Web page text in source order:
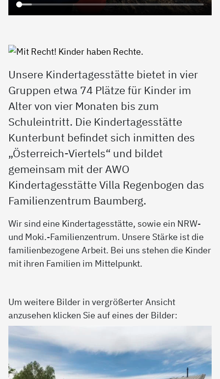
Unsere Kindertagesstätte bietet in vier
Gruppen etwa 74 Plätze für Kinder im
Alter von vier Monaten bis zum
Schuleintritt. Die Kindertagesstätte
Kunterbunt befindet sich inmitten des
„Österreich-Viertels“ und bildet
gemeinsam mit der AWO
Kindertagesstätte Villa Regenbogen das
Familienzentrum Baumberg.
Wir sind eine Kindertagesstätte, sowie ein NRW-
und Moki.-Familienzentrum. Unsere Stärke ist die
familienbezogene Arbeit. Bei uns stehen die Kinder
mit ihren Familien im Mittelpunkt.
Um weitere Bilder in vergrößerter Ansicht
anzusehen klicken Sie auf eines der Bilder: